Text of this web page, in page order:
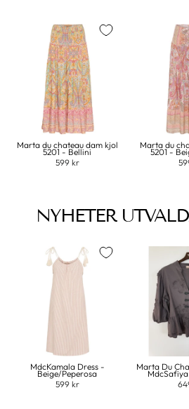
Marta du chateau dam kjol
5201 - Bellini
599 kr
Marta du
5201 -
NYHETER
MdcKamala Dress -
Beige/Peperosa
599 kr
Marta Du